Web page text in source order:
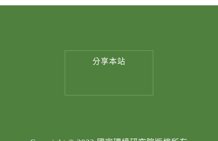
分享本站